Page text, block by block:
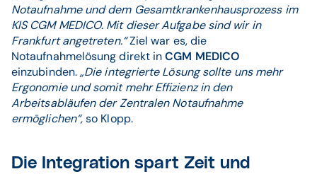
Notaufnahme und dem Gesamtkrankenhausprozess im
KIS CGM MEDICO. Mit dieser Aufgabe sind wir in
Frankfurt angetreten.“Ziel war es, die
Notaufnahmelösung direkt inCGM MEDICO
einzubinden.„Die integrierte Lösung sollte uns mehr
Ergonomie und somit mehr Effizienz in den
Arbeitsabläufen der Zentralen Notaufnahme
ermöglichen“,so Klopp.
Die Integration spart Zeit und